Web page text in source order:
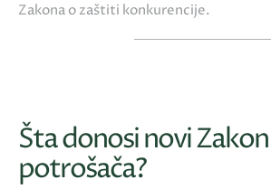
Zakona o zaštiti konkurencije.
Šta donosi novi
potrošača?